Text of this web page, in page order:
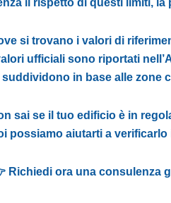
il rispetto di questi limiti,
si trovano i valori di
ufficiali sono riportati nell’
suddividono in base alle zone
sai se il tuo edificio è in
possiamo aiutarti a
Richiedi ora una consulenza